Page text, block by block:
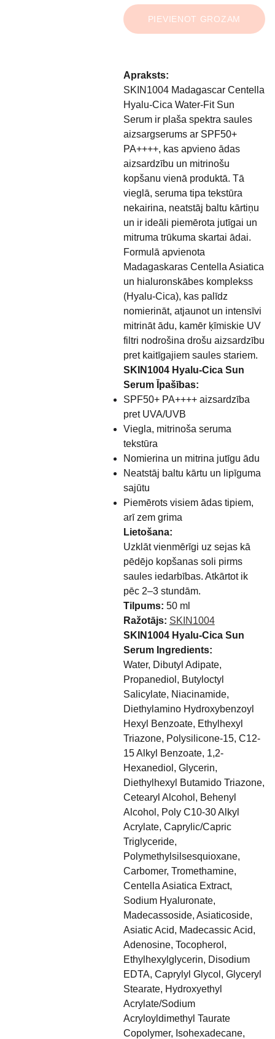
PIEVIENOT GROZAM
Apraksts:
SKIN1004 Madagascar Centella
Hyalu-Cica Water-Fit Sun
Serum ir plaša spektra saules
aizsargserums ar SPF50+
PA++++, kas apvieno ādas
aizsardzību un mitrinošu
kopšanu vienā produktā. Tā
vieglā, seruma tipa tekstūra
nekairina, neatstāj baltu kārtiņu
un ir ideāli piemērota jutīgai un
mitruma trūkuma skartai ādai.
Formulā apvienota
Madagaskaras Centella Asiatica
un hialuronskābes komplekss
(Hyalu-Cica), kas palīdz
nomierināt, atjaunot un intensīvi
mitrināt ādu, kamēr ķīmiskie UV
filtri nodrošina drošu aizsardzību
pret kaitīgajiem saules stariem.
SKIN1004 Hyalu-Cica Sun
Serum Īpašības:
SPF50+ PA++++ aizsardzība
pret UVA/UVB
Viegla, mitrinoša seruma
tekstūra
Nomierina un mitrina jutīgu ādu
Neatstāj baltu kārtu un lipīguma
sajūtu
Piemērots visiem ādas tipiem,
arī zem grima
Lietošana:
Uzklāt vienmērīgi uz sejas kā
pēdējo kopšanas soli pirms
saules iedarbības. Atkārtot ik
pēc 2–3 stundām.
Tilpums: 50 ml
Ražotājs: SKIN1004
SKIN1004 Hyalu-Cica Sun
Serum Ingredients:
Water, Dibutyl Adipate,
Propanediol, Butyloctyl
Salicylate, Niacinamide,
Diethylamino Hydroxybenzoyl
Hexyl Benzoate, Ethylhexyl
Triazone, Polysilicone-15, C12-
15 Alkyl Benzoate, 1,2-
Hexanediol, Glycerin,
Diethylhexyl Butamido Triazone,
Cetearyl Alcohol, Behenyl
Alcohol, Poly C10-30 Alkyl
Acrylate, Caprylic/Capric
Triglyceride,
Polymethylsilsesquioxane,
Carbomer, Tromethamine,
Centella Asiatica Extract,
Sodium Hyaluronate,
Madecassoside, Asiaticoside,
Asiatic Acid, Madecassic Acid,
Adenosine, Tocopherol,
Ethylhexylglycerin, Disodium
EDTA, Caprylyl Glycol, Glyceryl
Stearate, Hydroxyethyl
Acrylate/Sodium
Acryloyldimethyl Taurate
Copolymer, Isohexadecane,